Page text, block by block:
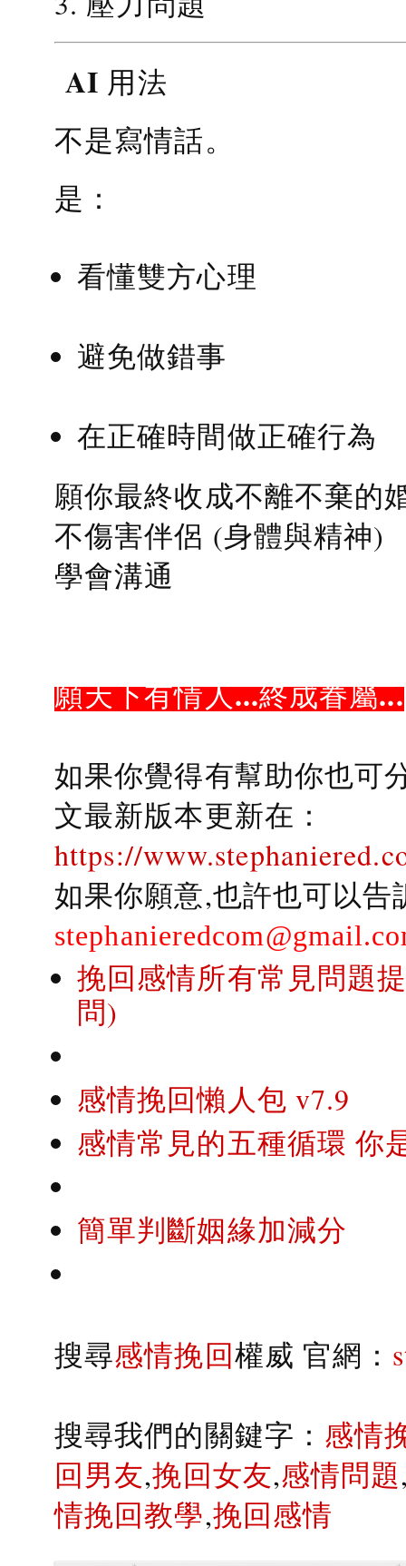
AI 用法
不是寫情話。
是：
看懂雙方心理
避免做錯事
在正確時間做正確行為
願你最終收成不離不棄的
不傷害伴侶 (身體與精神)
學會溝通
願天下有情人...終成眷屬...
如果你覺得有幫助你也可
文最新版本更新在：
https://
如果你願意,也許也可以
挽回感情所有常見問題
問)
感情挽回懶人包 v7.9
感情常見的五種循環 你
簡單判斷姻緣加減分
搜尋感情挽回權威 官網：
搜尋我們的關鍵字： 感情
回男友,挽回女友,感情問題
情挽回教學,挽回感情